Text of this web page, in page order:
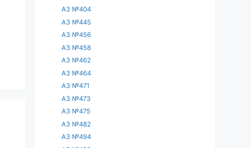
АЗ №404
АЗ №445
АЗ №456
АЗ №458
АЗ №462
АЗ №464
АЗ №471
АЗ №473
АЗ №475
АЗ №482
АЗ №494